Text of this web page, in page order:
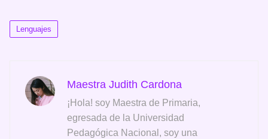
Lenguajes
Maestra Judith Cardona
¡Hola! soy Maestra de Primaria,
egresada de la Universidad
Pedagógica Nacional, soy una